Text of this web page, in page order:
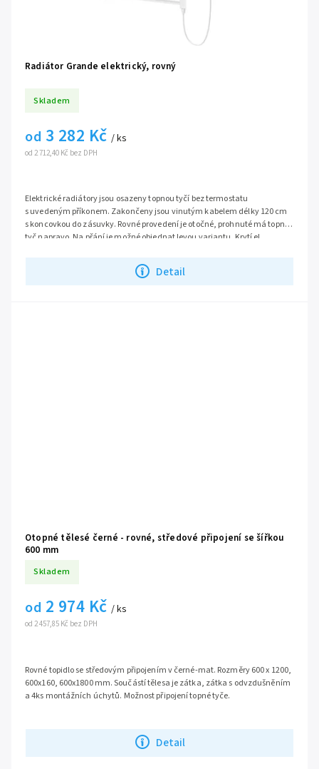
Radiátor Grande elektrický, rovný
Skladem
od 2 712,40 Kč bez DPH
od 3 282 Kč / ks
Detail
Elektrické radiátory jsou osazeny topnou tyčí bez termostatu
s uvedeným příkonem. Zakončeny jsou vinutým kabelem délky 120 cm
s koncovkou do zásuvky. Rovné provedení je otočné, prohnuté má topnou
tyč napravo. Na přání je možné objednat levou variantu. Krytí el.
Otopné tělesé černé - rovné, středové připojení se šířkou
600 mm
Skladem
od 2 457,85 Kč bez DPH
od 2 974 Kč / ks
Detail
Rovné topidlo se středovým připojením v černé-mat. Rozměry 600 x 1200,
600x160, 600x1800 mm. Součástí tělesa je zátka, zátka s odvzdušněním
a 4ks montážních úchytů. Možnost připojení topné tyče.